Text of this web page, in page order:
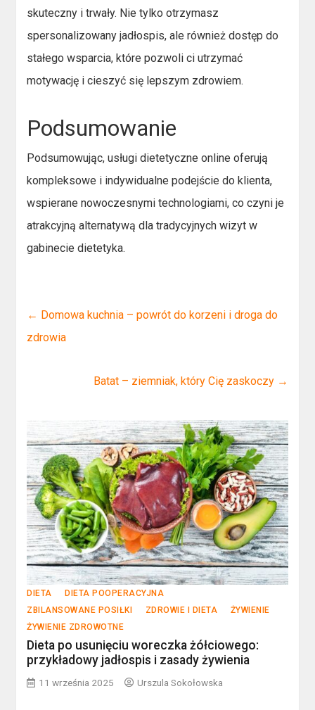
skuteczny i trwały. Nie tylko otrzymasz
spersonalizowany jadłospis, ale również dostęp do
stałego wsparcia, które pozwoli ci utrzymać
motywację i cieszyć się lepszym zdrowiem.
Podsumowanie
Podsumowując, usługi dietetyczne online oferują
kompleksowe i indywidualne podejście do klienta,
wspierane nowoczesnymi technologiami, co czyni je
atrakcyjną alternatywą dla tradycyjnych wizyt w
gabinecie dietetyka.
← Domowa kuchnia – powrót do korzeni i droga do
zdrowia
Batat – ziemniak, który Cię zaskoczy →
DIETA
DIETA POOPERACYJNA
ZBILANSOWANE POSIŁKI
ZDROWIE I DIETA
ŻYWIENIE
ŻYWIENIE ZDROWOTNE
Dieta po usunięciu woreczka żółciowego:
przykładowy jadłospis i zasady żywienia
11 września 2025 Urszula Sokołowska